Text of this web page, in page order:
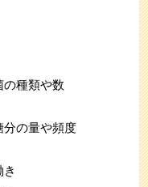
の種類や数
分の量や頻度